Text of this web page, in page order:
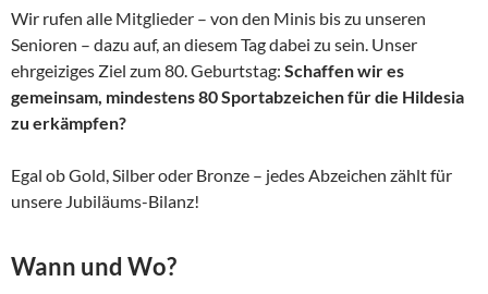
Wir rufen alle Mitglieder – von den Minis bis zu unseren
Senioren – dazu auf, an diesem Tag dabei zu sein. Unser
ehrgeiziges Ziel zum 80. Geburtstag: Schaffen wir es
gemeinsam, mindestens 80 Sportabzeichen für die Hildesia
zu erkämpfen?
Egal ob Gold, Silber oder Bronze – jedes Abzeichen zählt für
unsere Jubiläums-Bilanz!
Wann und Wo?